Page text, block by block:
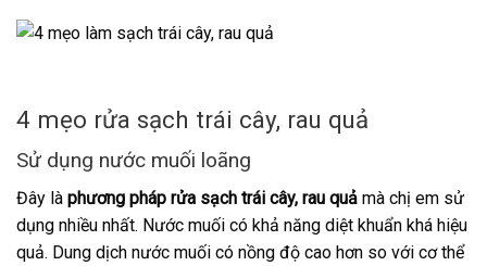
4 mẹo rửa sạch trái cây, rau quả
Sử dụng nước muối loãng
Đây là phương pháp rửa sạch trái cây, rau quả mà chị em sử
dụng nhiều nhất. Nước muối có khả năng diệt khuẩn khá hiệu
quả. Dung dịch nước muối có nồng độ cao hơn so với cơ thể